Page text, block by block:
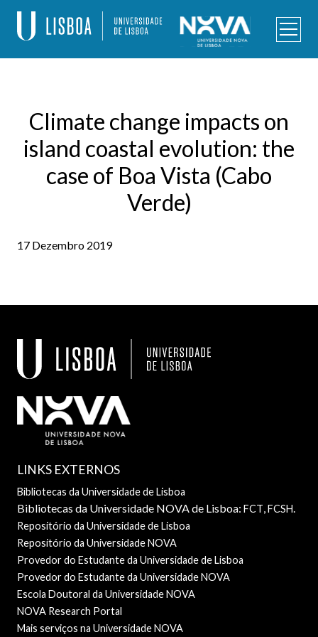
content
Programa de Doutoramento – Alterações Climáticas e
Climate change impacts on
island coastal evolution: the
case of Boa Vista (Cabo
Verde)
17 Dezembro 2019
LINKS EXTERNOS
Bibliotecas da Universidade de Lisboa
Bibliotecas da Universidade NOVA de Lisboa: FCT,FCSH.
Repositório da Universidade de Lisboa
Repositório da Universidade NOVA
Provedor do Estudante da Universidade de Lisboa
Provedor do Estudante da Universidade NOVA
Escola Doutoral da Universidade NOVA
NOVA Research Portal
Mais serviços na Universidade NOVA